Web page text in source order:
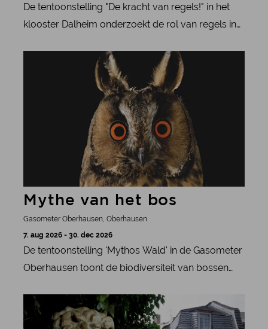
De tentoonstelling "De kracht van regels!" in het
klooster Dalheim onderzoekt de rol van regels in
Mythe van het bos
Gasometer Oberhausen, Oberhausen
7. aug 2026 - 30. dec 2026
De tentoonstelling 'Mythos Wald' in de Gasometer
Oberhausen toont de biodiversiteit van bossen
bescherming.
meer informatie